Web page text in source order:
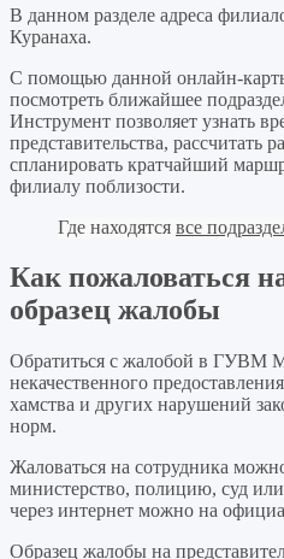
В данном разделе адреса
Куранаха.
С помощью данной онлайн-
посмотреть ближайшее
Инструмент позволяет узнать
представительства, рассчитать
спланировать кратчайший
филиалу поблизости.
Где находятся все
Как
образец жалобы
Обратиться с жалобой в ГУВМ
некачественного
хамства и других нарушений
норм.
Жаловаться на сотрудника
министерство, полицию, суд
через интернет можно на
Образец жалобы на